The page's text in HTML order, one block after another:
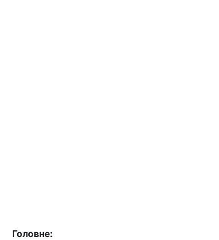
Головне: